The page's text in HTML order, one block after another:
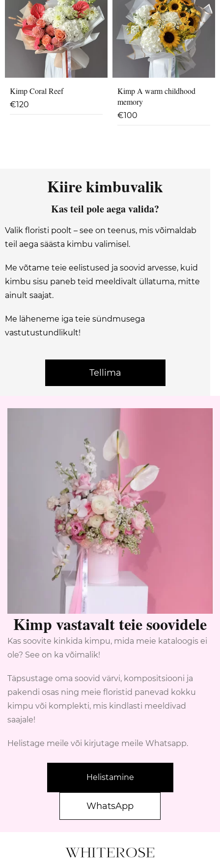
Kimp Coral Reef
€120
Kimp A warm childhood
memory
€100
Kiire kimbuvalik
Kas teil pole aega valida?
Valik floristi poolt – see on teenus, mis võimaldab
teil aega säästa kimbu valimisel.
Me võtame teie eelistused ja soovid arvesse, kuid
kimbu sisu paneb teid meeldivalt üllatuma, mitte
ainult saajat.
Me läheneme iga teie sündmusega
vastutustundlikult!
Tellima
Kimp vastavalt teie soovidele
Kas soovite kinkida kimpu, mida meie kataloogis ei
ole? See on ka võimalik!
Täpsustage oma soovid värvi, kompositsiooni ja
pakendi osas ning meie floristid panevad kokku
kimpu või komplekti, mis kindlasti meeldivad
saajale!
Helistage meile või kirjutage meile Whatsapp.
Helistamine
WhatsApp